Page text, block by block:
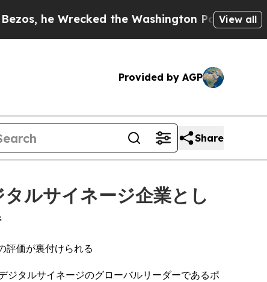
Wrecked the Washington Post OpinionView all
Provided by AGP
Share
ルサイネージ企業とし
評価が裏付けられる
タルサイネージのグローバルリーダーであるポ